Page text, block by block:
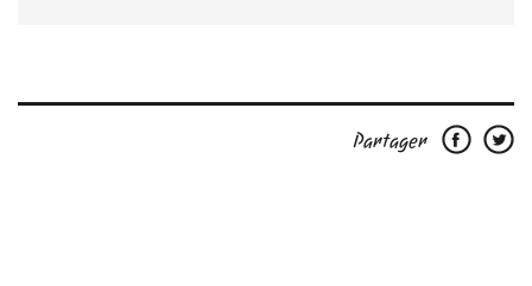
Partager